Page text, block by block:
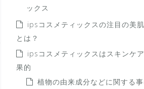
ックス
ipsコスメティックスの注目の美
とは？
ipsコスメティックスはスキンケ
果的
植物の由来成分などに関する